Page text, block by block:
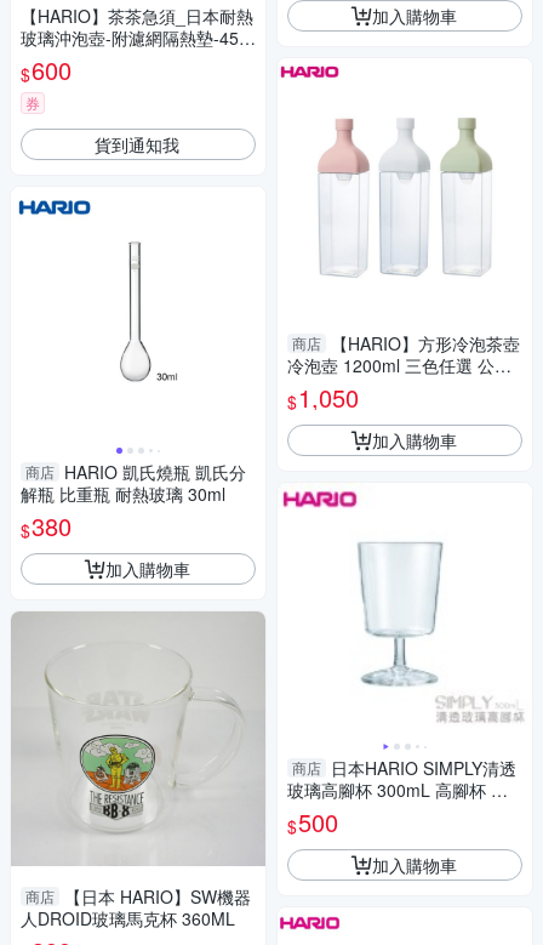
【HARIO】茶茶急須_日本耐熱
玻璃沖泡壺-附濾網隔熱墊-450
ml-丸型(CHJMN-45T)
$600
券
貨到通知我
商店 HARIO 凱氏燒瓶 凱氏分
解瓶 比重瓶 耐熱玻璃 30ml
$380
加入購物車
商店
【日本 HARIO】SW機器
人DROID玻璃馬克杯 360ML
加入購物車
商店
【HARIO】方形冷泡茶壺
冷泡壺 1200ml 三色任選 公司
貨
$1,050
加入購物車
商店 日本HARIO SIMPLY清透
玻璃高腳杯 300mL 高腳杯 耐
熱玻璃 果汁杯 飲料杯 SIMPLY
S-GG-300
$500
加入購物車